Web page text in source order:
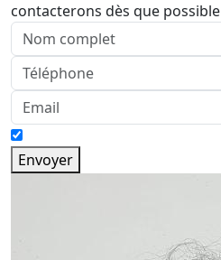
contacterons dès que possible
Envoyer